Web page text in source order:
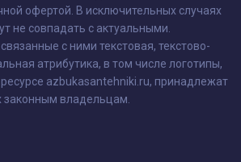
офертой. В исключительных случаях
не совпадать с актуальными.
с ними текстовая, текстово-
атрибутика, в том числе логотипы,
azbukasantehniki.ru, принадлежат
законным владельцам.